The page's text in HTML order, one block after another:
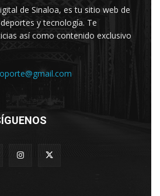
de Sinaloa, es tu sitio web de
y tecnología. Te
así como contenido exclusivo